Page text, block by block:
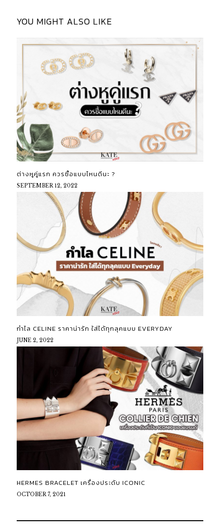
YOU MIGHT ALSO LIKE
ต่างหูคู่แรก ควรซื้อแบบไหนดีนะ ?
SEPTEMBER 12, 2022
กำไล CELINE ราคาน่ารัก ใส่ได้ทุกลุคแบบ EVERYDAY
JUNE 2, 2022
HERMES BRACELET เครื่องประดับ ICONIC
OCTOBER 7, 2021